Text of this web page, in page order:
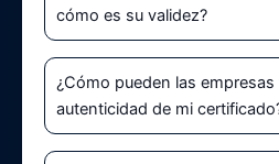
cómo es su validez?
¿Cómo pueden las empresas
autenticidad de mi